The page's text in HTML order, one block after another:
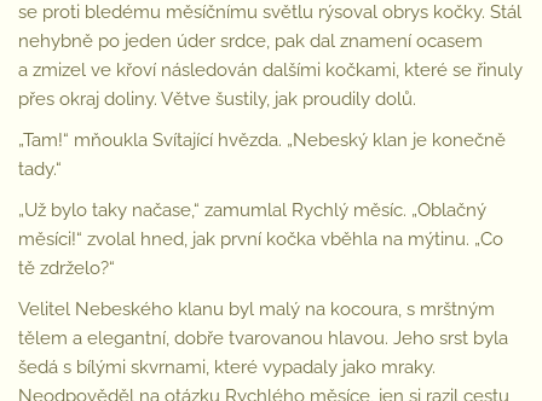
se proti bledému měsíčnímu světlu rýsoval obrys kočky. Stál
nehybně po jeden úder srdce, pak dal znamení ocasem
a zmizel ve křoví následován dalšími kočkami, které se řinuly
přes okraj doliny. Větve šustily, jak proudily dolů.
„Tam!“ mňoukla Svítající hvězda. „Nebeský klan je konečně
tady.“
„Už bylo taky načase,“ zamumlal Rychlý měsíc. „Oblačný
měsíci!“ zvolal hned, jak první kočka vběhla na mýtinu. „Co
tě zdrželo?“
Velitel Nebeského klanu byl malý na kocoura, s mrštným
tělem a elegantní, dobře tvarovanou hlavou. Jeho srst byla
šedá s bílými skvrnami, které vypadaly jako mraky.
Neodpověděl na otázku Rychlého měsíce, jen si razil cestu